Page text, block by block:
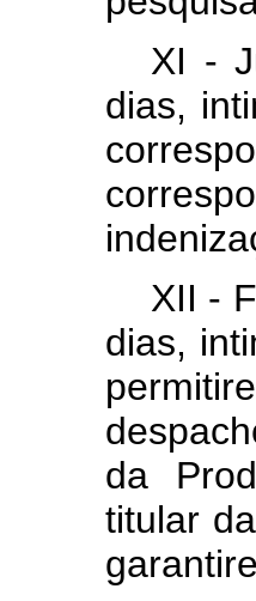
XI -
dias,
XII -
dias,
da
titular